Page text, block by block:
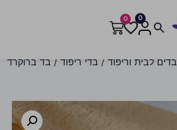
0
0
בדים לבית וריפוד / בדי ריפוד / בד ברוקרד